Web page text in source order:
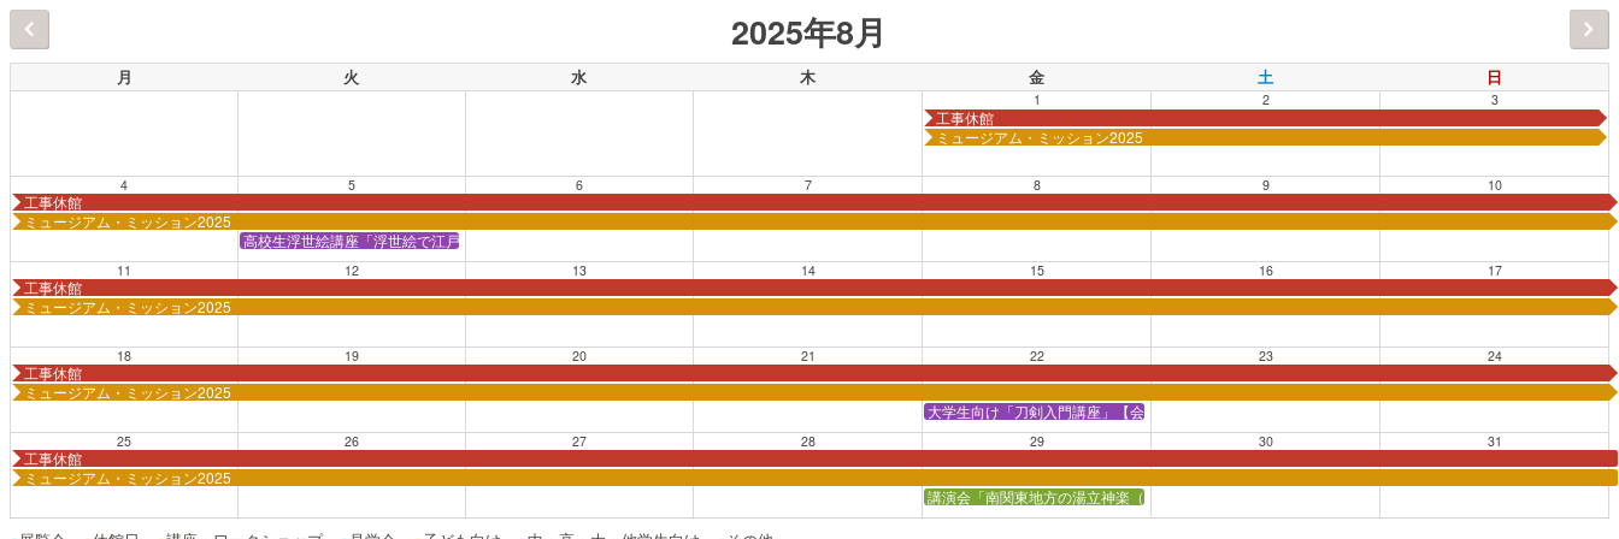
2025年8月
月 火 水 木 金 土 日
1
工事休館
ミュージアム・ミッション2025
2 3
4
工事休館
ミュージアム・ミッション2025
5
高校生浮世絵講座「浮世絵で江戸時代の観光を知る」【会場：藤沢市藤澤浮世絵館】
6 7 8 9 10
11
工事休館
ミュージアム・ミッション2025
12 13 14 15 16 17
18
工事休館
ミュージアム・ミッション2025
19 20 21 22
大学生向け「刀剣入門講座」【会場：かながわ県民センター会議室】
23 24
25
工事休館
ミュージアム・ミッション2025
26 27 28 29
講演会「南関東地方の湯立神楽（ゆたてかぐら）」【会場：かながわ県民センター会議室】
30 31